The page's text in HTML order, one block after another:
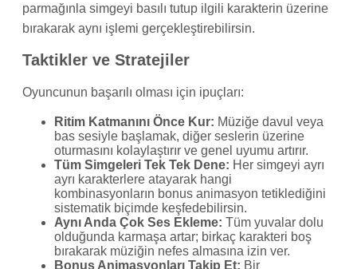
parmağınla simgeyi basılı tutup ilgili karakterin üzerine
bırakarak aynı işlemi gerçekleştirebilirsin.
Taktikler ve Stratejiler
Oyuncunun başarılı olması için ipuçları:
Ritim Katmanını Önce Kur: Müziğe davul veya
bas sesiyle başlamak, diğer seslerin üzerine
oturmasını kolaylaştırır ve genel uyumu artırır.
Tüm Simgeleri Tek Tek Dene: Her simgeyi ayrı
ayrı karakterlere atayarak hangi
kombinasyonların bonus animasyon tetiklediğini
sistematik biçimde keşfedebilirsin.
Aynı Anda Çok Ses Ekleme: Tüm yuvalar dolu
olduğunda karmaşa artar; birkaç karakteri boş
bırakarak müziğin nefes almasına izin ver.
Bonus Animasyonları Takip Et: Bir